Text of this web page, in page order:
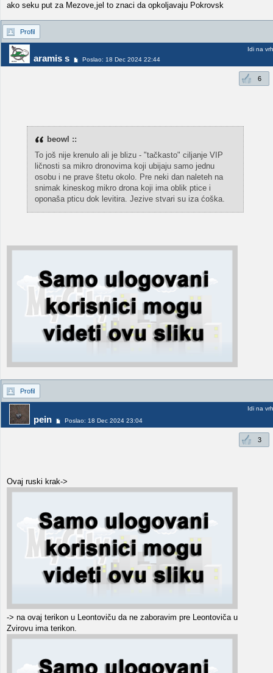
ako seku put za Mezove,jel to znaci da opkoljavaju Pokrovsk
Profil
aramis s Poslao: 18 Dec 2024 22:44
Idi na vrh
6
beowl ::
To još nije krenulo ali je blizu - "tačkasto" ciljanje VIP
ličnosti sa mikro dronovima koji ubijaju samo jednu
osobu i ne prave štetu okolo. Pre neki dan naleteh na
snimak kineskog mikro drona koji ima oblik ptice i
oponaša pticu dok levitira. Jezive stvari su iza ćoška.
Profil
pein Poslao: 18 Dec 2024 23:04
Idi na vrh
3
Ovaj ruski krak->
-> na ovaj terikon u Leontoviču da ne zaboravim pre Leontoviča u
Zvirovu ima terikon.